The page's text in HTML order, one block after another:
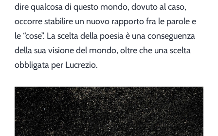
dire qualcosa di questo mondo, dovuto al caso,
occorre stabilire un nuovo rapporto fra le parole e
le “cose”. La scelta della poesia è una conseguenza
della sua visione del mondo, oltre che una scelta
obbligata per Lucrezio.